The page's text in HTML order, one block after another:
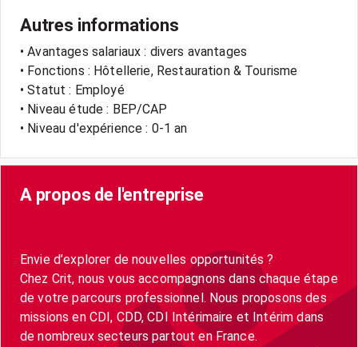
Autres informations
• Avantages salariaux : divers avantages
• Fonctions : Hôtellerie, Restauration & Tourisme
• Statut : Employé
• Niveau étude : BEP/CAP
• Niveau d'expérience : 0-1 an
A propos de l'entreprise
Envie d’explorer de nouvelles opportunités ?
Chez Crit, nous vous accompagnons dans chaque étape
de votre parcours professionnel. Nous proposons des
missions en CDI, CDD, CDI Intérimaire et Intérim dans
de nombreux secteurs partout en France.